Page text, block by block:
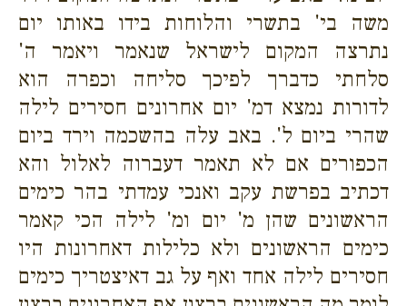
משה בי' בתשרי והלוחות בידו באותו יום
נתרצה המקום לישראל שנאמר ויאמר ה'
סלחתי כדברך לפיכך סליחה וכפרה הוא
לדורות נמצא דמ' יום אחרונים חסירים לילה
שהרי ביום ל'. באב עלה בהשכמה וירד ביום
הכפורים אם לא תאמר דעברוה לאלול והא
דכתיב בפרשת עקב ואנכי עמדתי בהר כימים
הראשונים שהן מ' יום ומ' לילה הכי קאמר
כימים הראשונים ולא כלילות דאחרונות היו
חסירים לילה אחד ואף על גב דאיצטריך כימים